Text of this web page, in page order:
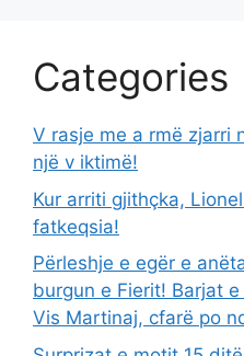
Categories
V rasje me a rmë zjarri
një v iktimë!
Kur arriti gjithçka,
fatkeqsia!
Përleshje e egër e
burgun e Fierit! Barjat
Vis Martinaj, cfarë po